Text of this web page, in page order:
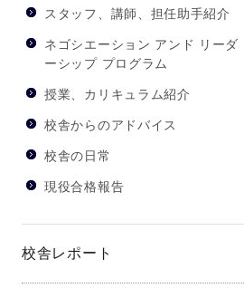
スタッフ、講師、担任助手紹介
ネゴシエーション アンド リーダ
ーシップ プログラム
授業、カリキュラム紹介
校舎からのアドバイス
校舎の日常
現役合格報告
校舎レポート